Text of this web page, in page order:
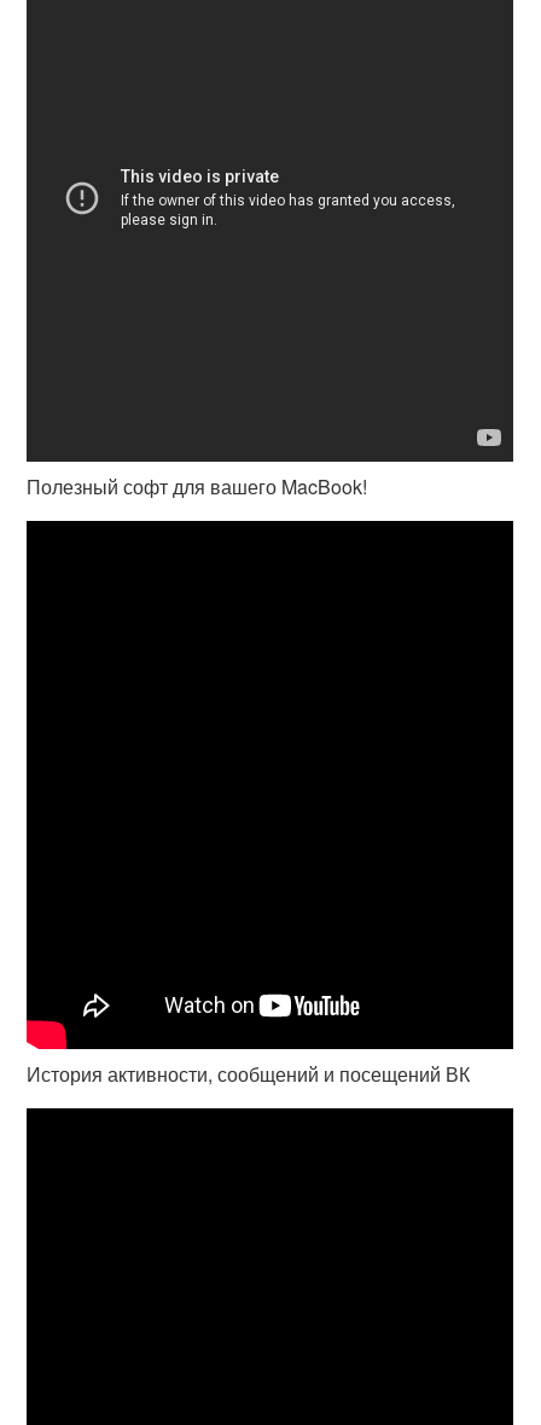
Полезный софт для вашего MacBook!
История активности, сообщений и посещений ВК